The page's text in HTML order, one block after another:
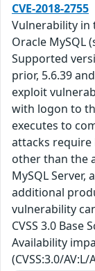
CVE-2018-2755
Vulnerability in
Oracle MySQL
Supported
prior, 5.6.39
exploit
with logon to
executes to
attacks
other than the
MySQL
additional
vulnerability
CVSS 3.0
Availability
(CVSS:3.0/